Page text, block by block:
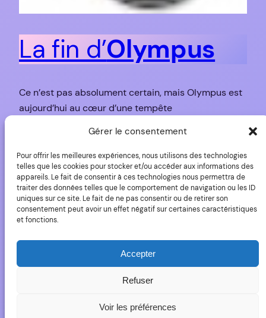
Gérer le consentement
Pour offrir les meilleures expériences, nous utilisons des technologies
telles que les cookies pour stocker et/ou accéder aux informations des
appareils. Le fait de consentir à ces technologies nous permettra de
traiter des données telles que le comportement de navigation ou les ID
uniques sur ce site. Le fait de ne pas consentir ou de retirer son
consentement peut avoir un effet négatif sur certaines caractéristiques
et fonctions.
Accepter
Refuser
Voir les préférences
La fin d’Olympus
Ce n’est pas absolument certain, mais Olympus est
aujourd’hui au cœur d’une tempête
de se demander si la marque survivra. De fait, nous
sommes les observateurs d’une invraisemblable
chronique financière sur fond de malversations, de
comptabilité créative (du genre qui met les patrons
en prison) et liens possibles avec…
21 novembre 2011
Les nouveaux RAW